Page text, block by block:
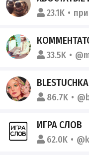
23.1K
33.5K
BLESTUCHKA
86.7K
ИГРА СЛОВ
62.0K